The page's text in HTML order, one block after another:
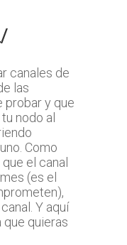
canales de
las
probar y que
nodo al
Como
el canal
(es el
Y aquí
quieras